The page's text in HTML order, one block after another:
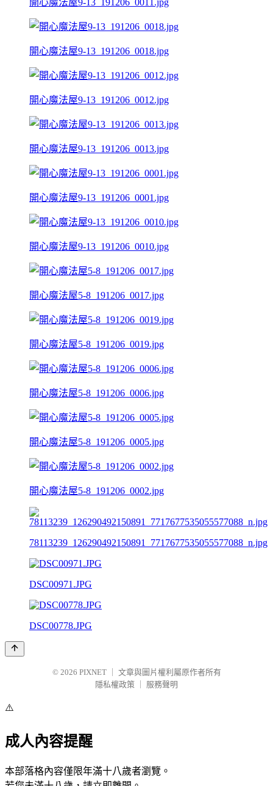
開心魔法屋9-13_191206_0018.jpg
開心魔法屋9-13_191206_0012.jpg
開心魔法屋9-13_191206_0013.jpg
開心魔法屋9-13_191206_0001.jpg
開心魔法屋9-13_191206_0010.jpg
開心魔法屋5-8_191206_0017.jpg
開心魔法屋5-8_191206_0019.jpg
開心魔法屋5-8_191206_0006.jpg
開心魔法屋5-8_191206_0005.jpg
開心魔法屋5-8_191206_0002.jpg
78113239_126290492150891_7717677535055577088_n.jpg
DSC00971.JPG
DSC00778.JPG
© 2026 PIXNET
文章與圖片權利屬原作者所有
隱私權政策
服務聲明
⚠️
成人內容提醒
本部落格內容僅限年滿十八歲者瀏覽。